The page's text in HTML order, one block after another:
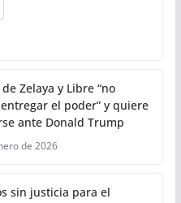
Zelaya y Libre “no
el poder” y quiere
ante Donald Trump
de 2026
sin justicia para el